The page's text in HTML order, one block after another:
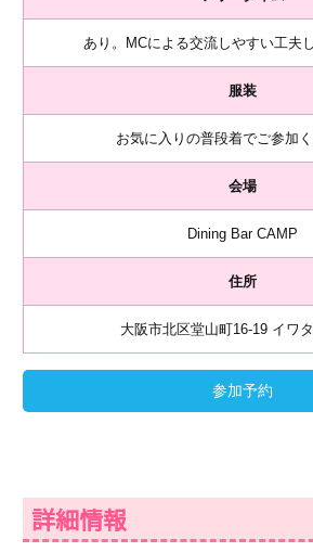
あり。MCによる交流しやすい工夫
服装
お気に入りの普段着でご参加く
会場
Dining Bar CAMP
住所
大阪市北区堂山町16-19 イワ
参加予約
詳細情報